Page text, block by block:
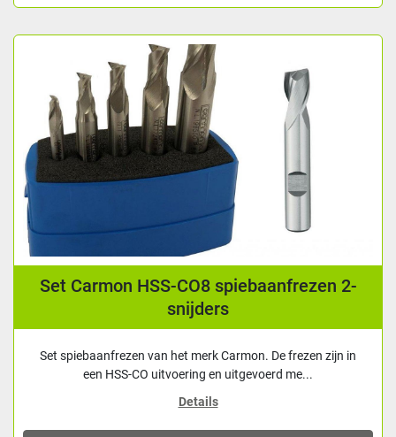
Set Carmon HSS-CO8 spiebaanfrezen 2-
snijders
Set spiebaanfrezen van het merk Carmon. De frezen zijn in
een HSS-CO uitvoering en uitgevoerd me...
Details